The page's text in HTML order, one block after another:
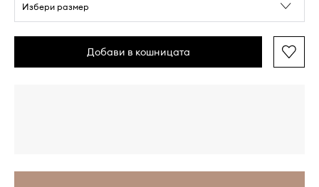
Избери размер
Добави в кошницата